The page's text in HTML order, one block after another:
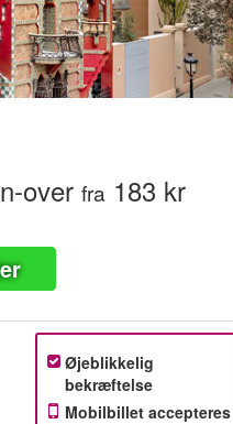
over fra 183 kr
Øjeblikkelig
bekræftelse
Mobilbillet accepteres